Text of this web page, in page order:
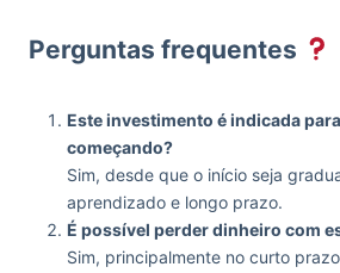
Perguntas frequentes
Este investimento é indicada
começando?
Sim, desde que o início seja
aprendizado e longo prazo.
É possível perder dinheiro com
Sim, principalmente no curto